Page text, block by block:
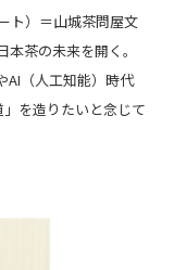
ト）＝山城茶問屋文
茶の未来を開く。
AI（人工知能）時代
を造りたいと念じて